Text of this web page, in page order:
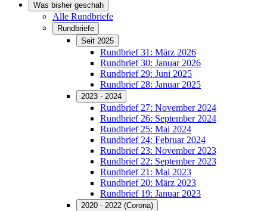
Was bisher geschah
Alle Rundbriefe
Rundbriefe
Seit 2025
Rundbrief 31: März 2026
Rundbrief 30: Januar 2026
Rundbrief 29: Juni 2025
Rundbrief 28: Januar 2025
2023 - 2024
Rundbrief 27: November 2024
Rundbrief 26: September 2024
Rundbrief 25: Mai 2024
Rundbrief 24: Februar 2024
Rundbrief 23: November 2023
Rundbrief 22: September 2023
Rundbrief 21: Mai 2023
Rundbrief 20: März 2023
Rundbrief 19: Januar 2023
2020 - 2022 (Corona)